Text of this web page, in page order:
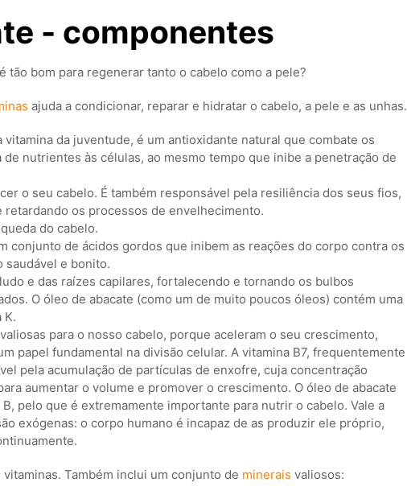
- componentes
tão bom para regenerar tanto o cabelo como a pele?
ajuda a condicionar, reparar e hidratar o cabelo, a pele e as unhas.
da juventude, é um antioxidante natural que combate os
nutrientes às células, ao mesmo tempo que inibe a penetração de
o seu cabelo. É também responsável pela resiliência dos seus fios,
retardando os processos de envelhecimento.
do cabelo.
conjunto de ácidos gordos que inibem as reações do corpo contra os
saudável e bonito.
e das raízes capilares, fortalecendo e tornando os bulbos
O óleo de abacate (como um de muito poucos óleos) contém uma
K.
para o nosso cabelo, porque aceleram o seu crescimento,
papel fundamental na divisão celular. A vitamina B7, frequentemente
pela acumulação de partículas de enxofre, cuja concentração
aumentar o volume e promover o crescimento. O óleo de abacate
pelo que é extremamente importante para nutrir o cabelo. Vale a
exógenas: o corpo humano é incapaz de as produzir ele próprio,
Também inclui um conjunto de minerais valiosos: